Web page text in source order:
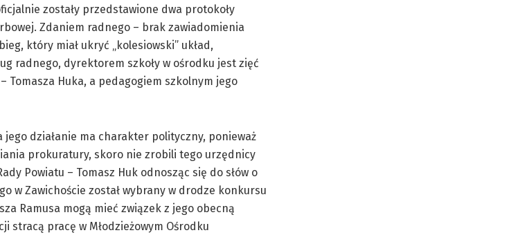
zostały przedstawione dwa protokoły
Zdaniem radnego – brak zawiadomienia
który miał ukryć „kolesiowski” układ,
radnego, dyrektorem szkoły w ośrodku jest zięć
Tomasza Huka, a pedagogiem szkolnym jego
działanie ma charakter polityczny, ponieważ
prokuratury, skoro nie zrobili tego urzędnicy
Powiatu – Tomasz Huk odnosząc się do słów o
w Zawichoście został wybrany w drodze konkursu
Ramusa mogą mieć związek z jego obecną
stracą pracę w Młodzieżowym Ośrodku